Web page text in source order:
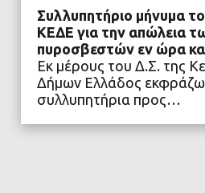
ΔΙΑΒΑΣΤΕ
Συλλυπητήριο μήνυμα
ΚΕΔΕ για την απώλεια
πυροσβεστών εν ώρα
Εκ μέρους του Δ.Σ. της
Δήμων Ελλάδος
συλλυπητήρια προς…